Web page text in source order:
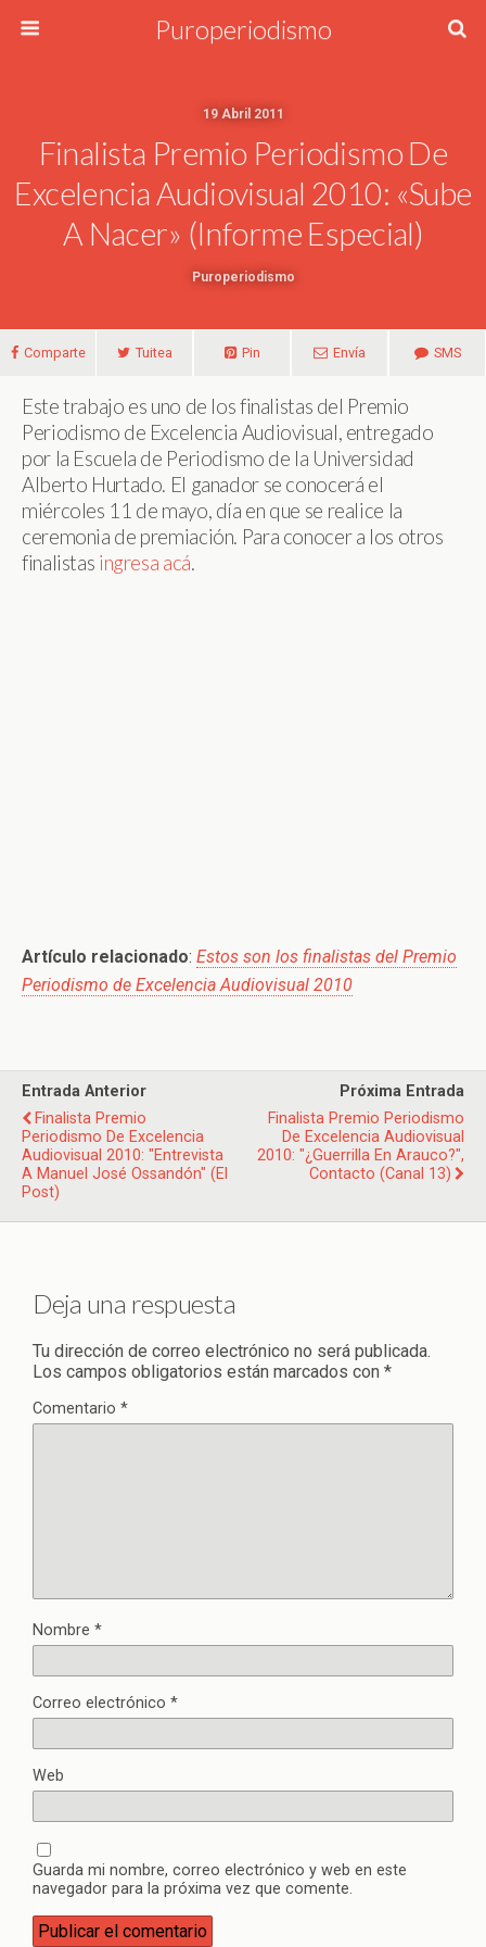
Puroperiodismo
19 Abril 2011
Finalista Premio Periodismo De
Excelencia Audiovisual 2010: «Sube
A Nacer» (Informe Especial)
Puroperiodismo
Comparte Tuitea Pin Envía SMS
Este trabajo es uno de los finalistas del Premio
Periodismo de Excelencia Audiovisual, entregado
por la Escuela de Periodismo de la Universidad
Alberto Hurtado. El ganador se conocerá el
miércoles 11 de mayo, día en que se realice la
ceremonia de premiación. Para conocer a los otros
finalistas ingresa acá.
Artículo relacionado: Estos son los finalistas del Premio
Periodismo de Excelencia Audiovisual 2010
Entrada Anterior
Finalista Premio
Periodismo De Excelencia
Audiovisual 2010: "Entrevista
A Manuel José Ossandón" (El
Post)
Próxima Entrada
Finalista Premio Periodismo
De Excelencia Audiovisual
2010: "¿Guerrilla En Arauco?",
Contacto (Canal 13)
Deja una respuesta
Tu dirección de correo electrónico no será publicada.
Los campos obligatorios están marcados con *
Comentario *
Nombre *
Correo electrónico *
Web
Guarda mi nombre, correo electrónico y web en este
navegador para la próxima vez que comente.